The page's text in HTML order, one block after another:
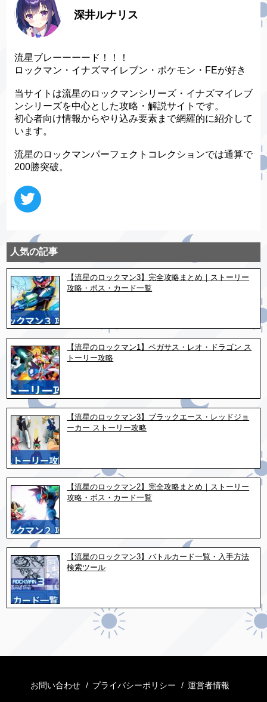
深井ルナリス
流星ブレーーーード！！！
ロックマン・イナズマイレブン・ポケモン・FEが好き
当サイトは流星のロックマンシリーズ・イナズマイレブ
ンシリーズを中心とした攻略・解説サイトです。
初心者向け情報からやり込み要素まで網羅的に紹介して
います。
流星のロックマンパーフェクトコレクションでは通算で
200勝突破。
人気の記事
【流星のロックマン3】完全攻略まとめ｜ストーリー
攻略・ボス・カード一覧
【流星のロックマン1】ペガサス・レオ・ドラゴン ス
トーリー攻略
【流星のロックマン3】ブラックエース・レッドジョ
ーカー ストーリー攻略
【流星のロックマン2】完全攻略まとめ｜ストーリー
攻略・ボス・カード一覧
【流星のロックマン3】バトルカード一覧・入手方法
検索ツール
お問い合わせ プライバシーポリシー 運営者情報